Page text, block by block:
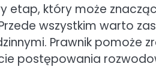
etap, który może
wszystkim warto
Prawnik pomoże
postępowania